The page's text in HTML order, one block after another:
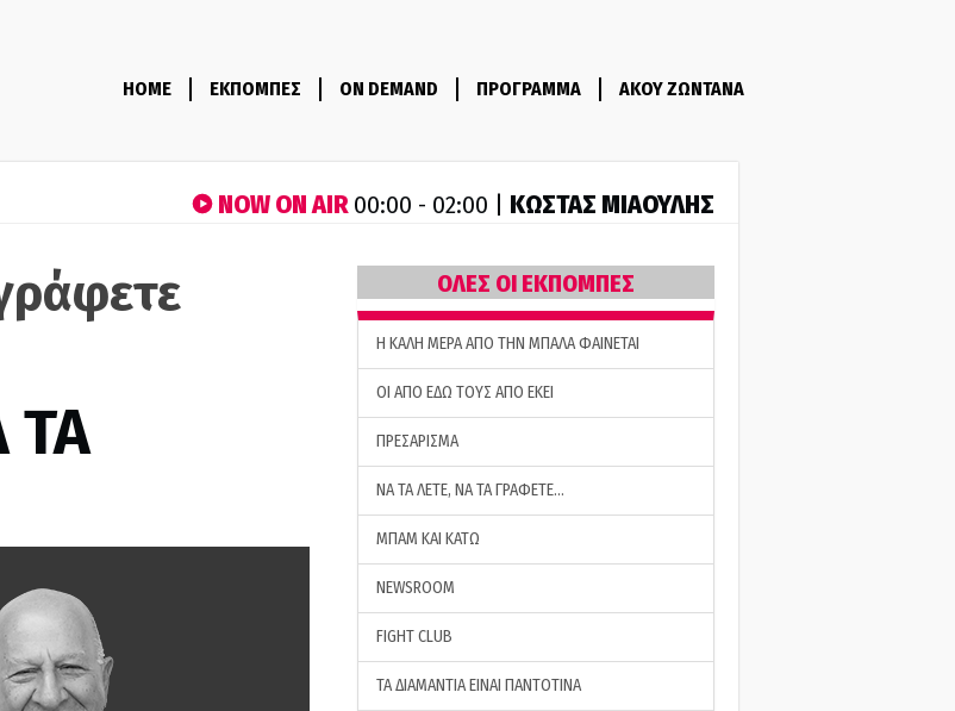
HOME ΕΚΠΟΜΠΕΣ ON DEMAND ΠΡΟΓΡΑΜΜΑ ΑΚΟΥ ΖΩΝΤΑΝΑ
NOW ON AIR00:00 - 02:00 | ΚΩΣΤΑΣ ΜΙΑΟΥΛΗΣ
ΤΑ
ΟΛΕΣ ΟΙ ΕΚΠΟΜΠΕΣ
H ΚΑΛΗ ΜΕΡΑ ΑΠΟ ΤΗΝ ΜΠΑΛΑ ΦΑΙΝΕΤΑΙ
ΟΙ ΑΠΟ ΕΔΩ ΤΟΥΣ ΑΠΟ ΕΚΕΙ
ΠΡΕΣΑΡΙΣΜΑ
ΝΑ ΤΑ ΛΕΤΕ, ΝΑ ΤΑ ΓΡΑΦΕΤΕ…
ΜΠΑΜ ΚΑΙ ΚΑΤΩ
NEWSROOM
FIGHT CLUB
ΤΑ ΔΙΑΜΑΝΤΙΑ ΕΙΝΑΙ ΠΑΝΤΟΤΙΝΑ